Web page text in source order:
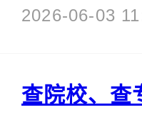
2026-06-03
查院校、查